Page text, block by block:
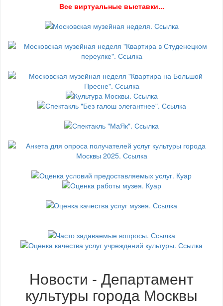
Все виртуальные выставки...
Новости - Департамент
культуры города Москвы